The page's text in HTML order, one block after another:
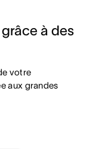
à des
votre
aux grandes